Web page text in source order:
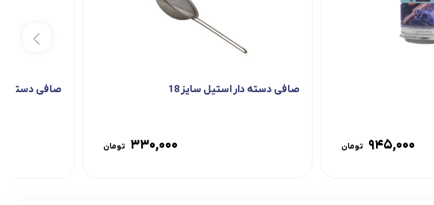
۹۴۵,۰۰۰ تومان
صافی دسته دار استیل سایز 18
۳۳۰,۰۰۰ تومان
صافی دسته